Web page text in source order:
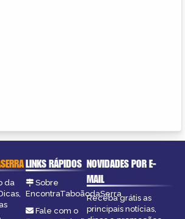
da
LINKS RÁPIDOS
Sobre
EncontraTaboãodaSerra
Fale com o
NOVIDADES POR E-
MAIL
Receba grátis as
principais notícias,